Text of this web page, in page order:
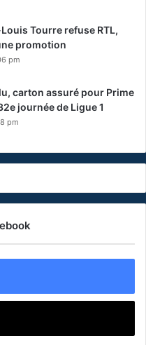
Tourre refuse RTL,
promotion
pm
carton assuré pour Prime
journée de Ligue 1
pm